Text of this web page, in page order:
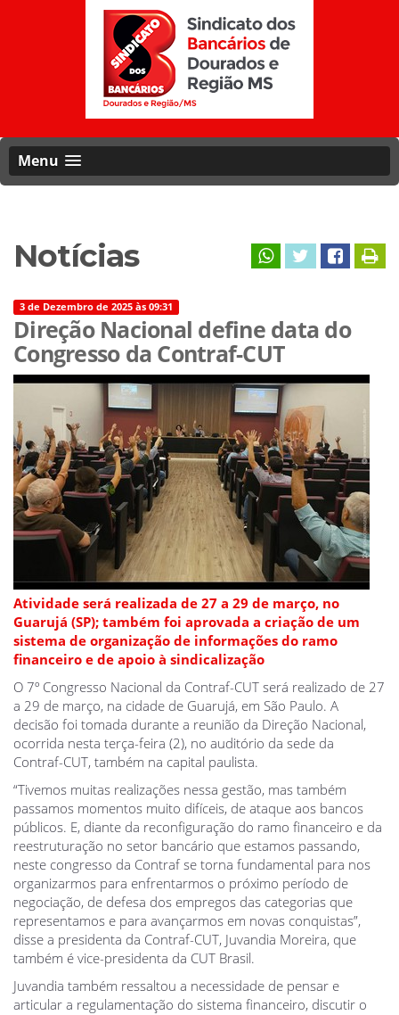
Menu
Notícias
3 de Dezembro de 2025 às 09:31
Direção Nacional define data do
Congresso da Contraf-CUT
Atividade será realizada de 27 a 29 de março, no
Guarujá (SP); também foi aprovada a criação de um
sistema de organização de informações do ramo
financeiro e de apoio à sindicalização
O 7º Congresso Nacional da Contraf-CUT será realizado de 27
a 29 de março, na cidade de Guarujá, em São Paulo. A
decisão foi tomada durante a reunião da Direção Nacional,
ocorrida nesta terça-feira (2), no auditório da sede da
Contraf-CUT, também na capital paulista.
“Tivemos muitas realizações nessa gestão, mas também
passamos momentos muito difíceis, de ataque aos bancos
públicos. E, diante da reconfiguração do ramo financeiro e da
reestruturação no setor bancário que estamos passando,
neste congresso da Contraf se torna fundamental para nos
organizarmos para enfrentarmos o próximo período de
negociação, de defesa dos empregos das categorias que
representamos e para avançarmos em novas conquistas”,
disse a presidenta da Contraf-CUT, Juvandia Moreira, que
também é vice-presidenta da CUT Brasil.
Juvandia também ressaltou a necessidade de pensar e
articular a regulamentação do sistema financeiro, discutir o